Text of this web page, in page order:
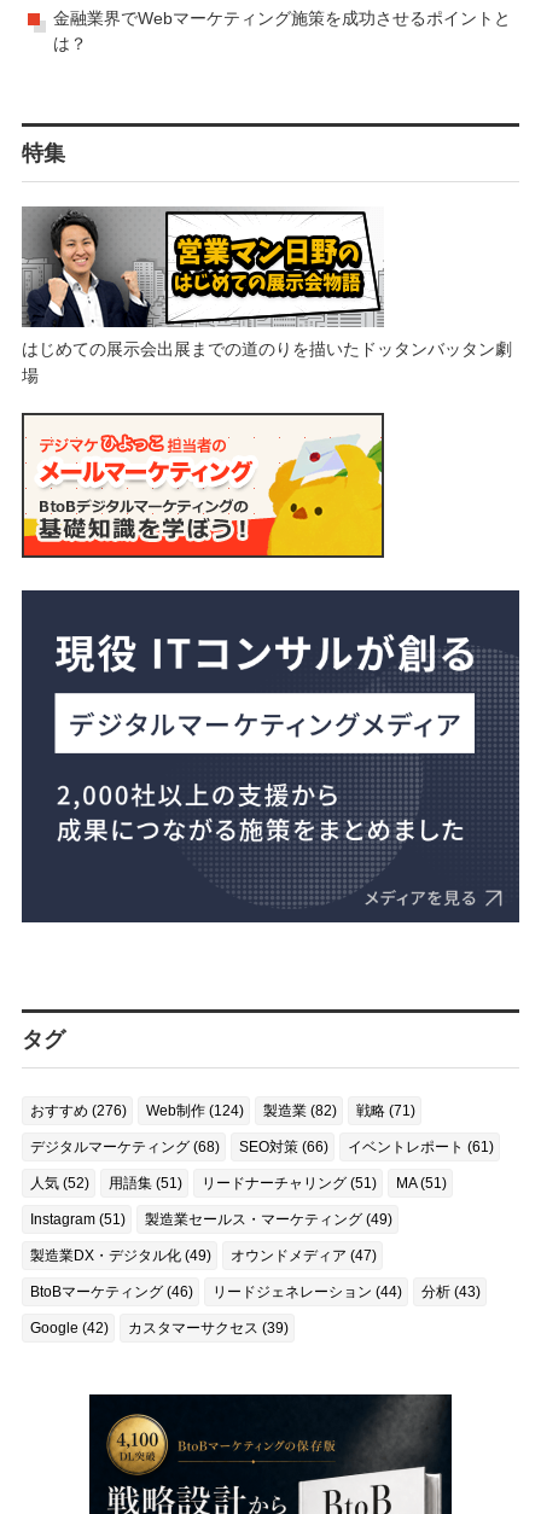
金融業界でWebマーケティング施策を成功させるポイントと
は？
特集
はじめての展示会出展までの道のりを描いたドッタンバッタン劇
場
タグ
おすすめ (276) Web制作 (124) 製造業 (82) 戦略 (71)
デジタルマーケティング (68) SEO対策 (66) イベントレポート (61)
人気 (52) 用語集 (51) リードナーチャリング (51) MA (51)
Instagram (51) 製造業セールス・マーケティング (49)
製造業DX・デジタル化 (49) オウンドメディア (47)
BtoBマーケティング (46) リードジェネレーション (44) 分析 (43)
Google (42) カスタマーサクセス (39)